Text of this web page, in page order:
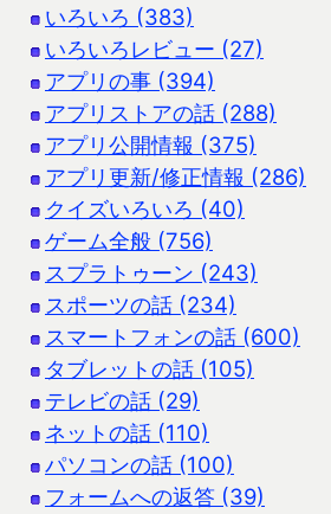
いろいろ (383)
いろいろレビュー (27)
アプリの事 (394)
アプリストアの話 (288)
アプリ公開情報 (375)
アプリ更新/修正情報 (286)
クイズいろいろ (40)
ゲーム全般 (756)
スプラトゥーン (243)
スポーツの話 (234)
スマートフォンの話 (600)
タブレットの話 (105)
テレビの話 (29)
ネットの話 (110)
パソコンの話 (100)
フォームへの返答 (39)